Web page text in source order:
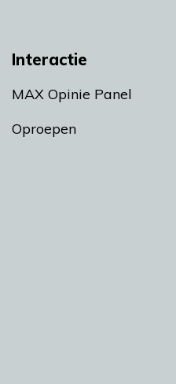
Interactie
MAX Opinie Panel
Oproepen